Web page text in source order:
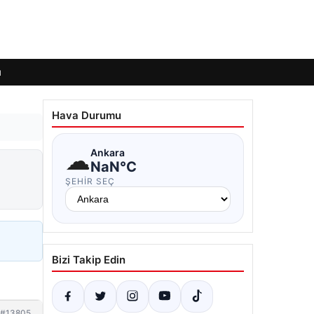
Hava Durumu
☁Ankara
NaN°C
ŞEHIR SEÇ
Bizi Takip Edin